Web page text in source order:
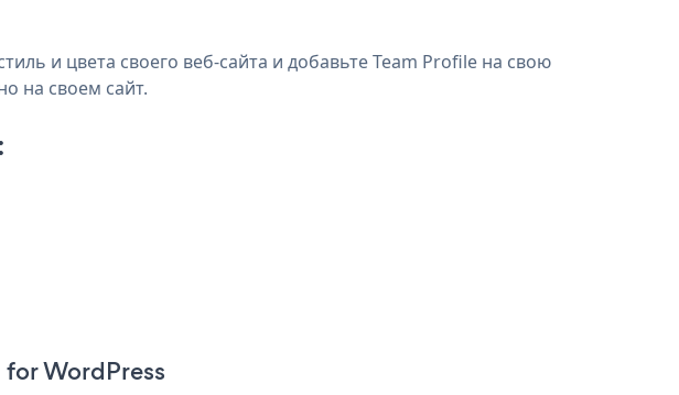
и цвета своего веб-сайта и добавьте Team Profile на свою
на своем сайт.
for WordPress